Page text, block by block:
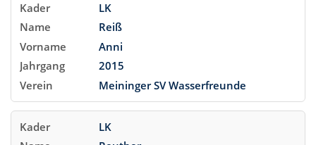
LK
Reiß
Anni
2015
Meininger SV Wasserfreunde
LK